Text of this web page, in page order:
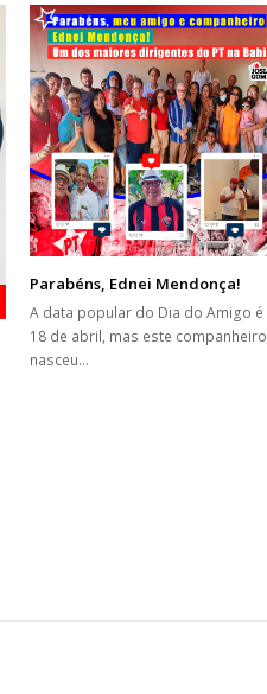
Parabéns, Ednei Mendonça!
A data popular do Dia do Amigo é
18 de abril, mas este companheiro
nasceu…